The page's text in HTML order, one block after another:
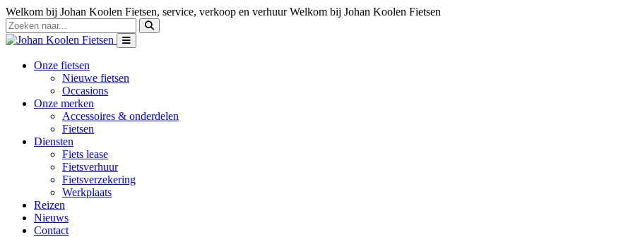
Welkom bij Johan Koolen Fietsen, service, verkoop en verhuurWelkom bij Johan Koolen Fietsen
Onze fietsen
Nieuwe fietsen
Occasions
Onze merken
Accessoires & onderdelen
Fietsen
Diensten
Fiets lease
Fietsverhuur
Fietsverzekering
Werkplaats
Reizen
Nieuws
Contact